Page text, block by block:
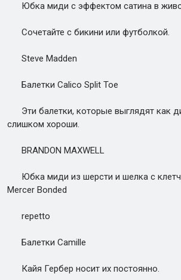
Юбка миди с эффектом сатина в
Сочетайте с бикини или футболкой.
Steve Madden
Балетки Calico Split Toe
Эти балетки, которые выглядят как
слишком хороши.
BRANDON MAXWELL
Юбка миди из шерсти и шелка с
Mercer Bonded
repetto
Балетки Camille
Кайя Гербер носит их постоянно.